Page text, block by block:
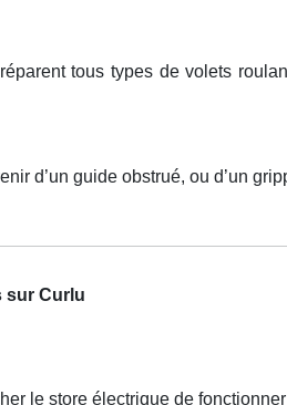
tous types de volets
d’un guide obstrué, ou d’un
sur Curlu
le store électrique de